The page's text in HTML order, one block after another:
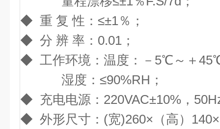
◆ 重 复 性：≤±1％；
◆ 分 辨 率：0.01；
◆ 工作环境：温度：－5℃～＋
湿度：≤90%RH；
◆ 充电电源：220VAC±10%，
◆ 外形尺寸：(宽)260×（高）